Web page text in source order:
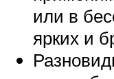
или в
ярких и